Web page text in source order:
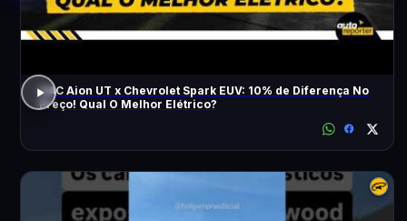
GAC Aion UT x Chevrolet Spark EUV: 10% de Diferença No
Preço! Qual O Melhor Elétrico?